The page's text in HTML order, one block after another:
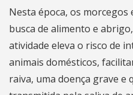
Nesta época, os morcegos
busca de alimento e
atividade eleva o risco de
animais domésticos,
raiva, uma doença grave e